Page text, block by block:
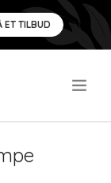
ET TILBUD